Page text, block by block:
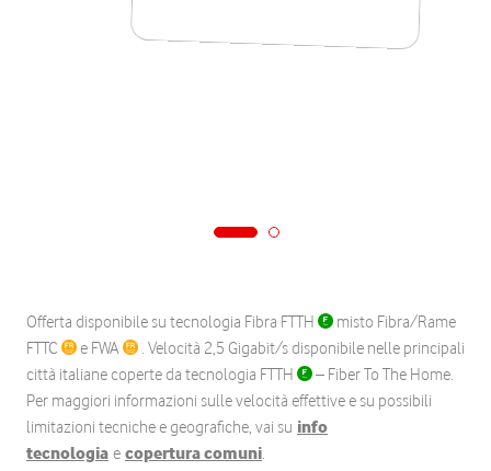
Offerta disponibile su tecnologia Fibra FTTH
misto Fibra/Rame
FTTC
e FWA
. Velocità 2,5 Gigabit/s disponibile nelle principali
città italiane coperte da tecnologia FTTH
– Fiber To The Home.
Per maggiori informazioni sulle velocità effettive e su possibili
limitazioni tecniche e geografiche, vai su info
tecnologia e copertura comuni.